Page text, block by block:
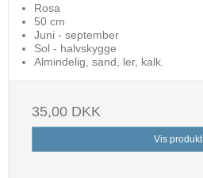
Rosa
50 cm
Juni - september
Sol - halvskygge
Almindelig, sand, ler, kalk.
35,00 DKK
Vis produkt